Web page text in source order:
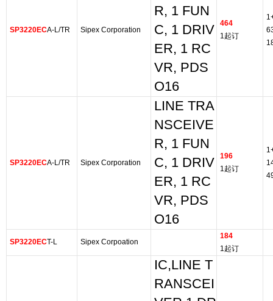
SP3220ECA-L/TR Sipex Corporation
R, 1 FUN
C, 1 DRIV
ER, 1 RC
VR, PDS
O16
464
1起订
SP3220ECA-L/TR Sipex Corporation
LINE TRA
NSCEIVE
R, 1 FUN
C, 1 DRIV
ER, 1 RC
VR, PDS
O16
196
1起订
SP3220ECT-L Sipex Corpoation
184
1起订
IC,LINE T
RANSCEI